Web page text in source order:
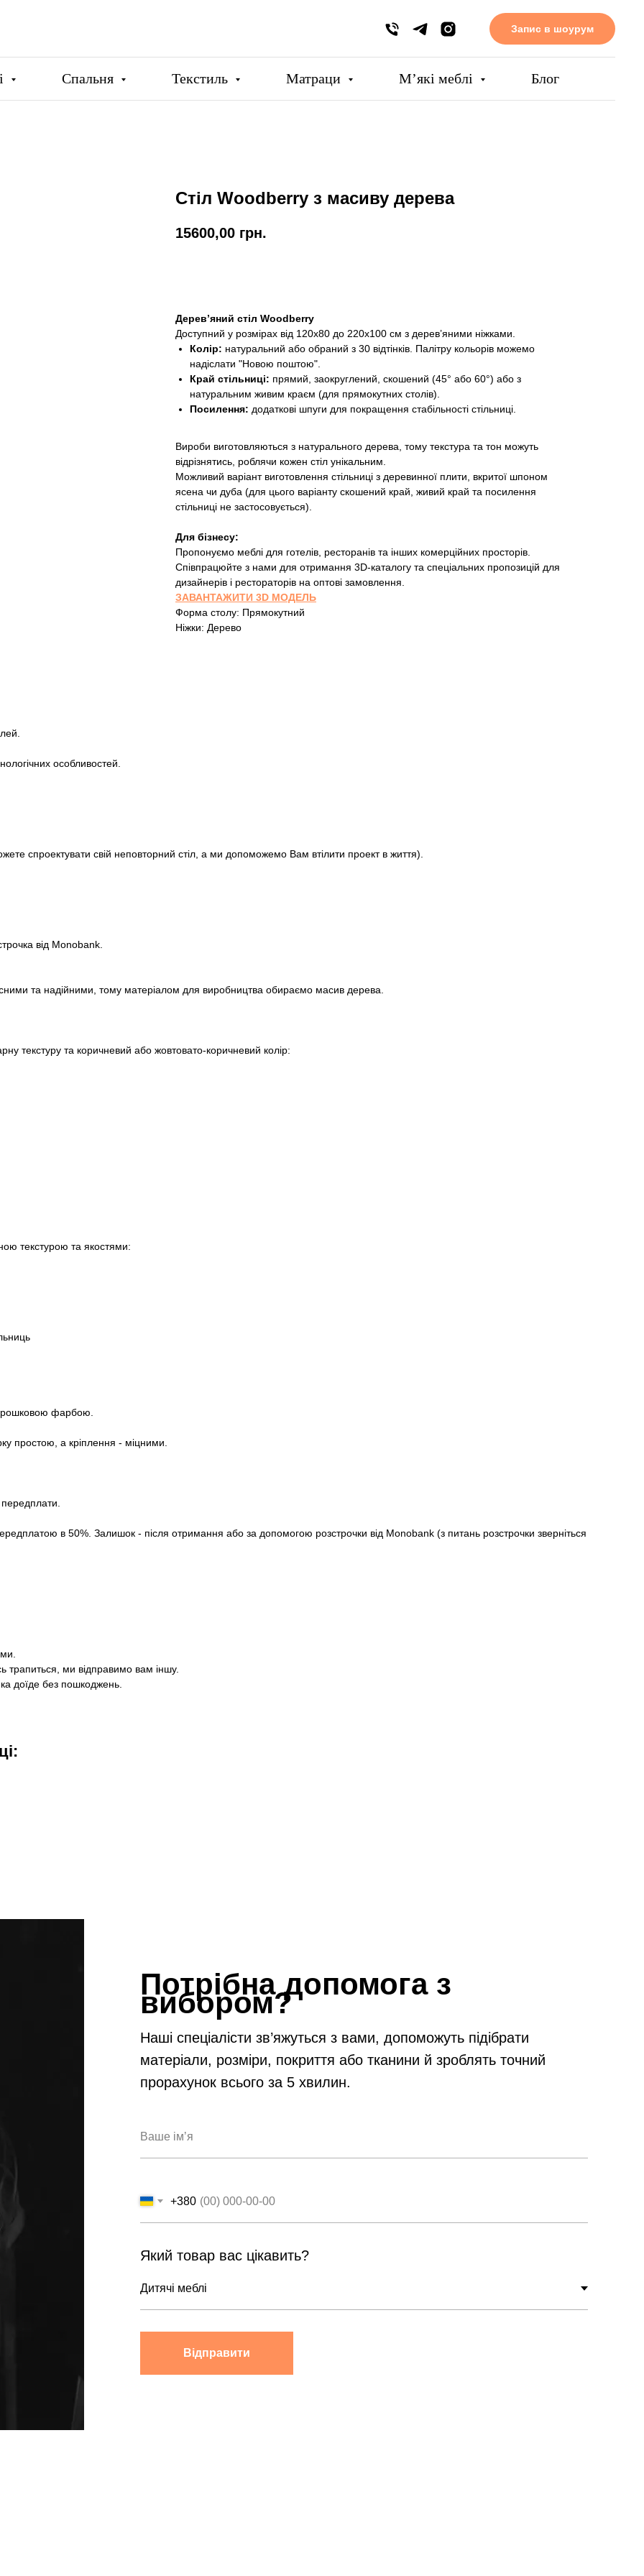
Запис в шоурум
Спальня Текстиль Матраци Мʼякі меблі Блог
Стіл Woodberry з масиву дерева
15600,00 грн.
Дерев’яний стіл Woodberry
Доступний у розмірах від 120х80 до 220х100 см з дерев’яними ніжками.
Колір: натуральний або обраний з 30 відтінків. Палітру кольорів можемо
надіслати "Новою поштою".
Край стільниці: прямий, заокруглений, скошений (45° або 60°) або з
натуральним живим краєм (для прямокутних столів).
Посилення: додаткові шпуги для покращення стабільності стільниці.
Вироби виготовляються з натурального дерева, тому текстура та тон можуть
відрізнятись, роблячи кожен стіл унікальним.
Можливий варіант виготовлення стільниці з деревинної плити, вкритої шпоном
ясена чи дуба (для цього варіанту скошений край, живий край та посилення
стільниці не застосовується).
Для бізнесу:
Пропонуємо меблі для готелів, ресторанів та інших комерційних просторів.
Співпрацюйте з нами для отримання 3D-каталогу та спеціальних пропозицій для
дизайнерів і рестораторів на оптові замовлення.
ЗАВАНТАЖИТИ 3D МОДЕЛЬ
Форма столу: Прямокутний
Ніжки: Дерево
особливостей.
спроектувати свій неповторний стіл, а ми допоможемо Вам втілити проект в життя).
від Monobank.
та надійними, тому матеріалом для виробництва обираємо масив дерева.
текстуру та коричневий або жовтовато-коричневий колір:
текстурою та якостями:
фарбою.
простою, а кріплення - міцними.
в 50%. Залишок - після отримання або за допомогою розстрочки від Monobank (з питань розстрочки зверніться
трапиться, ми відправимо вам іншу.
доїде без пошкоджень.
Потрібна допомога з
вибором?
Наші спеціалісти зв’яжуться з вами, допоможуть підібрати
матеріали, розміри, покриття або тканини й зроблять точний
прорахунок всього за 5 хвилин.
+380
Який товар вас цікавить?
Відправити